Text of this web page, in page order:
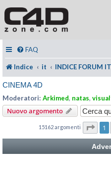
FAQ
Indice it INDICE FORUM
CINEMA 4D
Moderatori: Arkimed, natas,
Nuovo argomento
15162 argomenti 1